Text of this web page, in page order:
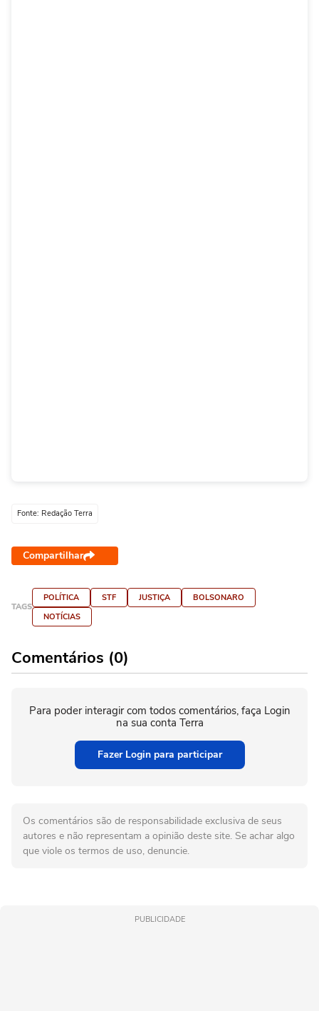
Fonte: Redação Terra
Compartilhar
TAGS
POLÍTICA STF JUSTIÇA
BOLSONARO
NOTÍCIAS
Comentários (0)
Para poder interagir com todos comentários, faça Login
na sua conta Terra
Fazer Login para participar
Os comentários são de responsabilidade exclusiva de seus
autores e não representam a opinião deste site. Se achar algo
que viole os termos de uso, denuncie.
PUBLICIDADE